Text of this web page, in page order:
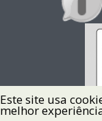
Este site usa
melhor